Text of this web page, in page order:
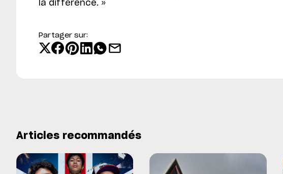
la différence. »
Partager sur:
Articles recommandés